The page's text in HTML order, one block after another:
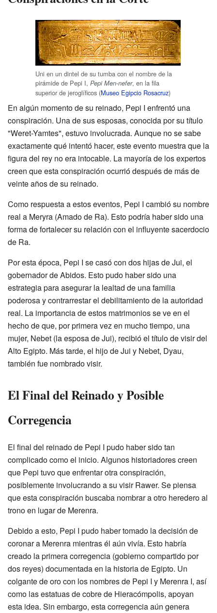
Uni en un dintel de su tumba con el nombre de la
pirámide de Pepi I, Pepi Men-nefer, en la fila
superior de jeroglíficos (Museo Egipcio Rosacruz)
En algún momento de su reinado, Pepi I enfrentó una
conspiración. Una de sus esposas, conocida por su título
"Weret-Yamtes", estuvo involucrada. Aunque no se sabe
exactamente qué intentó hacer, este evento muestra que la
figura del rey no era intocable. La mayoría de los expertos
creen que esta conspiración ocurrió después de más de
veinte años de su reinado.
Como respuesta a estos eventos, Pepi I cambió su nombre
real a Meryra (Amado de Ra). Esto podría haber sido una
forma de fortalecer su relación con el influyente sacerdocio
de Ra.
Por esta época, Pepi I se casó con dos hijas de Jui, el
gobernador de Abidos. Esto pudo haber sido una
estrategia para asegurar la lealtad de una familia
poderosa y contrarrestar el debilitamiento de la autoridad
real. La importancia de estos matrimonios se ve en el
hecho de que, por primera vez en mucho tiempo, una
mujer, Nebet (la esposa de Jui), recibió el título de visir del
Alto Egipto. Más tarde, el hijo de Jui y Nebet, Dyau,
también fue nombrado visir.
El Final del Reinado y Posible
Corregencia
El final del reinado de Pepi I pudo haber sido tan
complicado como el inicio. Algunos historiadores creen
que Pepi tuvo que enfrentar otra conspiración,
posiblemente involucrando a su visir Rawer. Se piensa
que esta conspiración buscaba nombrar a otro heredero al
trono en lugar de Merenra.
Debido a esto, Pepi I pudo haber tomado la decisión de
coronar a Merenra mientras él aún vivía. Esto habría
creado la primera corregencia (gobierno compartido por
dos reyes) documentada en la historia de Egipto. Un
colgante de oro con los nombres de Pepi I y Merenra I, así
como las estatuas de cobre de Hieracómpolis, apoyan
esta idea. Sin embargo, esta corregencia aún genera